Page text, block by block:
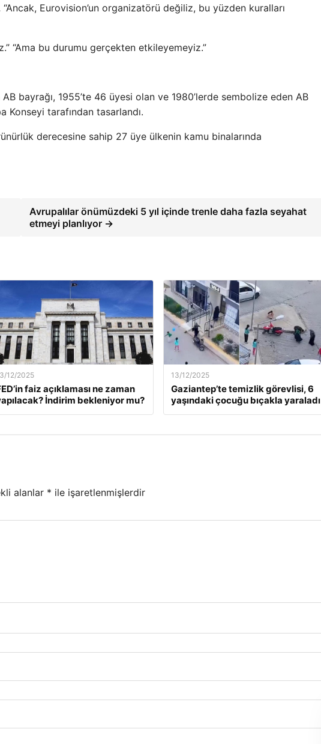
Eurovision’un organizatörü değiliz, bu yüzden kuralları
“Ama bu durumu gerçekten etkileyemeyiz.”
AB bayrağı, 1955’te 46 üyesi olan ve 1980’lerde sembolize eden AB
Konseyi tarafından tasarlandı.
derecesine sahip 27 üye ülkenin kamu binalarında
Avrupalılar önümüzdeki 5 yıl içinde trenle daha fazla seyahat
etmeyi planlıyor →
12/2025
faiz açıklaması ne zaman
İndirim bekleniyor mu?
13/12/2025
Gaziantep’te temizlik görevlisi, 6
yaşındaki çocuğu bıçakla yaraladı
alanlar * ile işaretlenmişlerdir